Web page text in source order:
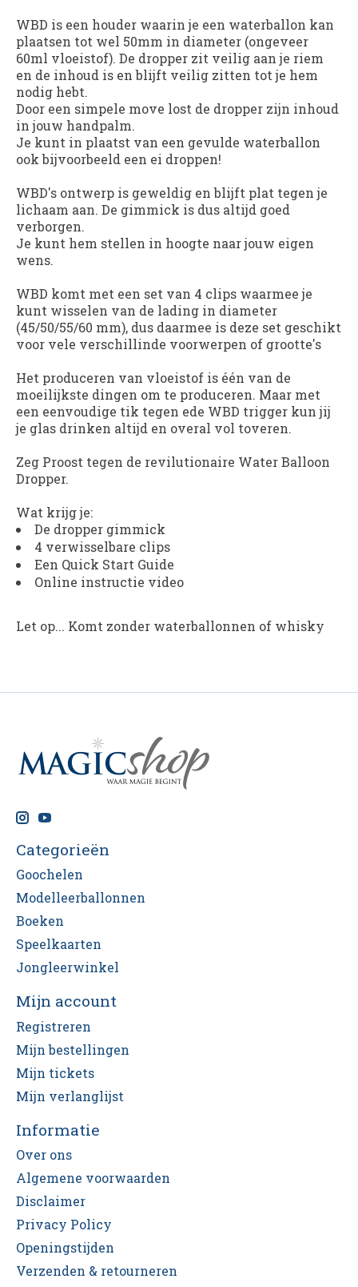
WBD is een houder waarin je een waterballon kan
plaatsen tot wel 50mm in diameter (ongeveer
60ml vloeistof). De dropper zit veilig aan je riem
en de inhoud is en blijft veilig zitten tot je hem
nodig hebt.
Door een simpele move lost de dropper zijn inhoud
in jouw handpalm.
Je kunt in plaatst van een gevulde waterballon
ook bijvoorbeeld een ei droppen!
WBD's ontwerp is geweldig en blijft plat tegen je
lichaam aan. De gimmick is dus altijd goed
verborgen.
Je kunt hem stellen in hoogte naar jouw eigen
wens.
WBD komt met een set van 4 clips waarmee je
kunt wisselen van de lading in diameter
(45/50/55/60 mm), dus daarmee is deze set geschikt
voor vele verschillinde voorwerpen of grootte's
Het produceren van vloeistof is één van de
moeilijkste dingen om te produceren. Maar met
een eenvoudige tik tegen ede WBD trigger kun jij
je glas drinken altijd en overal vol toveren.
Zeg Proost tegen de revilutionaire Water Balloon
Dropper.
Wat krijg je:
De dropper gimmick
4 verwisselbare clips
Een Quick Start Guide
Online instructie video
Let op... Komt zonder waterballonnen of whisky
Categorieën
Goochelen
Modelleerballonnen
Boeken
Speelkaarten
Jongleerwinkel
Mijn account
Registreren
Mijn bestellingen
Mijn tickets
Mijn verlanglijst
Informatie
Over ons
Algemene voorwaarden
Disclaimer
Privacy Policy
Openingstijden
Verzenden & retourneren